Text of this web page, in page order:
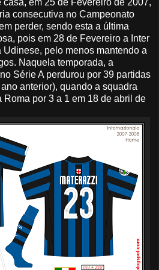
em 25 de Fevereiro de 2007,
consecutiva no Campeonato
perder, sendo esta a última
pois em 28 de Fevereiro a Inter
Udinese, pelo menos mantendo a
Naquela temporada, a
Série A perdurou por 39 partidas
anterior), quando a squadra
Roma por 3 a 1 em 18 de abril de